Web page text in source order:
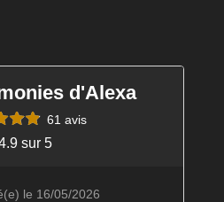
d'Alexa
61 avis
sur 5
le 16/05/2026